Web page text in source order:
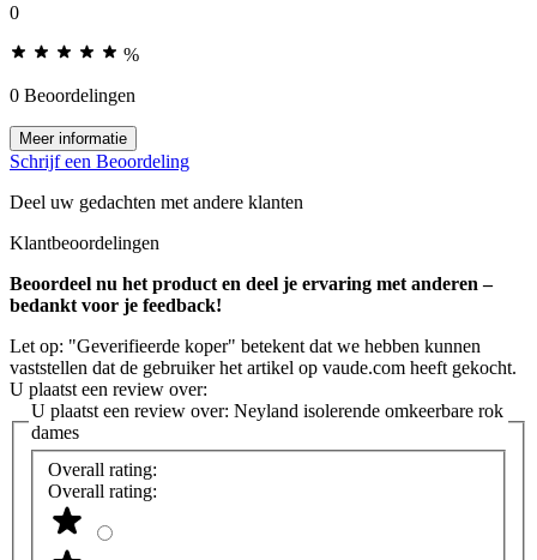
0
%
0 Beoordelingen
Meer informatie
Schrijf een Beoordeling
Deel uw gedachten met andere klanten
Klantbeoordelingen
Beoordeel nu het product en deel je ervaring met anderen –
bedankt voor je feedback!
Let op: "Geverifieerde koper" betekent dat we hebben kunnen
vaststellen dat de gebruiker het artikel op vaude.com heeft gekocht.
U plaatst een review over:
U plaatst een review over: Neyland isolerende omkeerbare rok
dames
Overall rating:
Overall rating: